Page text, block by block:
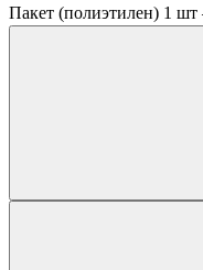
Пакет (полиэтилен) 1